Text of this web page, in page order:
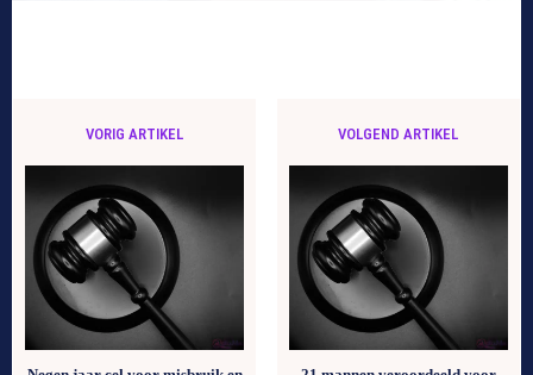
VORIG ARTIKEL VOLGEND ARTIKEL